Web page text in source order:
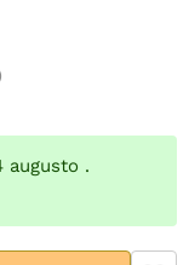
augusto .